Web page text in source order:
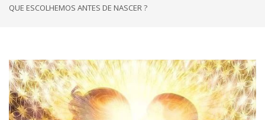
QUE ESCOLHEMOS ANTES DE NASCER ?